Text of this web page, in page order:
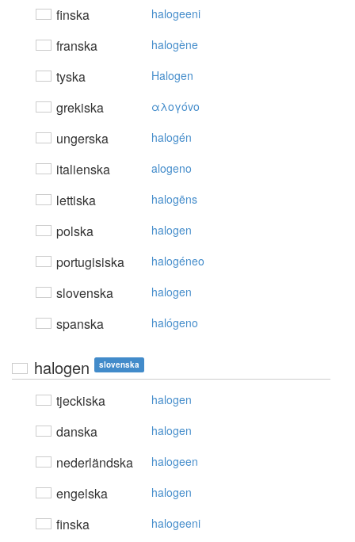
finska halogeeni
franska halogène
tyska Halogen
grekiska αλoγόvo
ungerska halogén
italienska alogeno
lettiska halogēns
polska halogen
portugisiska halogéneo
slovenska halogen
spanska halógeno
halogen slovenska
tjeckiska halogen
danska halogen
nederländska halogeen
engelska halogen
finska halogeeni